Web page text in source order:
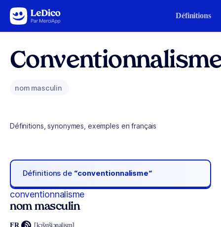
Aller au contenu Définitions
nom masculin
Définitions, synonymes, exemples en français
Définitions de “conventionnalisme“
conventionnalisme
nom masculin
FR [kɔ̃vɑ̃sjɔnalism]